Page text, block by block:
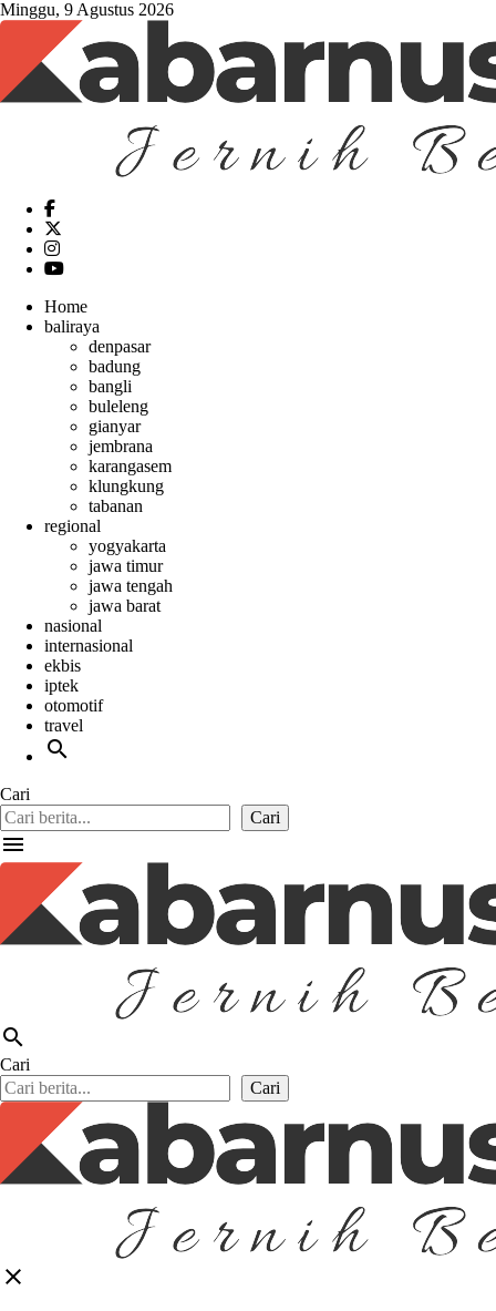
Minggu, 9 Agustus 2026
Home
baliraya
denpasar
badung
bangli
buleleng
gianyar
jembrana
karangasem
klungkung
tabanan
regional
yogyakarta
jawa timur
jawa tengah
jawa barat
nasional
internasional
ekbis
iptek
otomotif
travel
search
Cari
Cari
menu
search
Cari
Cari
close